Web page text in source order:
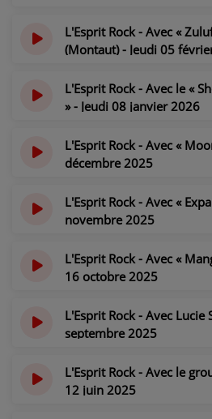
L'ŒIL DE L'OIE | PRÉSENTATION
VIDÉOS | JEUX
PARTENAIRES
CONTACT
L'Esprit Rock - Avec «
(Montaut) - Jeudi 05
L'Esprit Rock - Avec le «
» - Jeudi 08 janvier 2026
L'Esprit Rock - Avec «
décembre 2025
L'Esprit Rock - Avec «
novembre 2025
L'Esprit Rock - Avec «
16 octobre 2025
L'Esprit Rock - Avec Lucie
septembre 2025
L'Esprit Rock - Avec le
12 juin 2025